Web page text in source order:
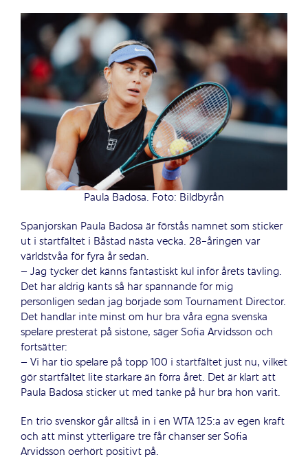
Paula Badosa. Foto: Bildbyrån
Spanjorskan Paula Badosa är förstås namnet som sticker
ut i startfältet i Båstad nästa vecka. 28-åringen var
världstvåa för fyra år sedan.
– Jag tycker det känns fantastiskt kul inför årets tävling.
Det har aldrig känts så här spännande för mig
personligen sedan jag började som Tournament Director.
Det handlar inte minst om hur bra våra egna svenska
spelare presterat på sistone, säger Sofia Arvidsson och
fortsätter:
– Vi har tio spelare på topp 100 i startfältet just nu, vilket
gör startfältet lite starkare än förra året. Det är klart att
Paula Badosa sticker ut med tanke på hur bra hon varit.
En trio svenskor går alltså in i en WTA 125:a av egen kraft
och att minst ytterligare tre får chanser ser Sofia
Arvidsson oerhört positivt på.